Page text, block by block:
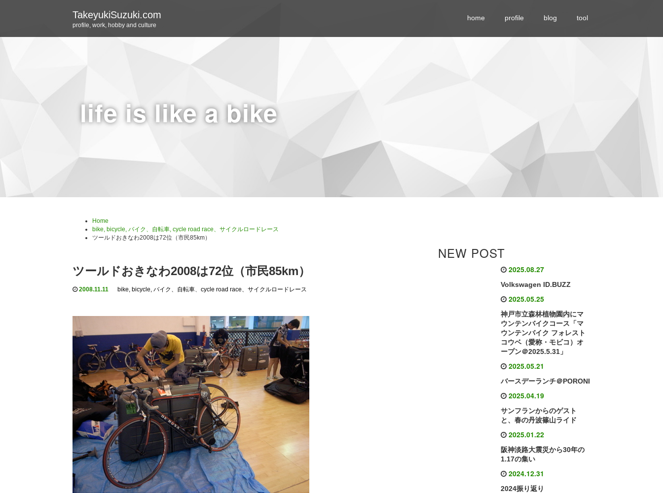
TakeyukiSuzuki.com
profile, work, hobby and culture
home profile blog tool
life is like a bike
Home
bike, bicycle, バイク、自転車, cycle road race、サイクルロードレース
ツールドおきなわ2008は72位（市民85km）
ツールドおきなわ2008は72位（市民85km）
2008.11.11 bike, bicycle, バイク、自転車、 cycle road race、サイクルロードレース
NEW POST
2025.08.27
Volkswagen ID.BUZZ
2025.05.25
神戸市立森林植物園内にマ
ウンテンバイクコース「マ
ウンテンバイク フォレスト
コウベ（愛称・モビコ）オ
ープン＠2025.5.31」
2025.05.21
バースデーランチ＠PORONI
2025.04.19
サンフランからのゲスト
と、春の丹波篠山ライド
2025.01.22
阪神淡路大震災から30年の
1.17の集い
2024.12.31
2024振り返り